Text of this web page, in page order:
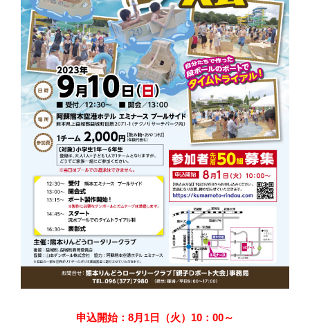
申込開始：8月1日（火）10：00～